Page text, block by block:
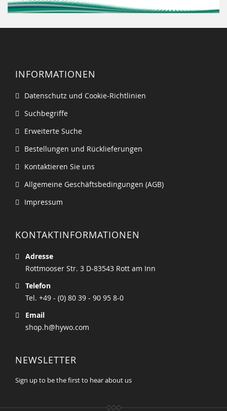
INFORMATIONEN
Datenschutz und Cookie-Richtlinien
Suchbegriffe
Erweiterte Suche
Bestellungen und Rücklieferungen
Kontaktieren Sie uns
Allgemeine Geschäftsbedingungen (AGB)
Impressum
KONTAKTINFORMATIONEN
Adresse
Rottmooser Str. 3 D-83543 Rott am Inn
Telefon
Tel. +49 - (0) 80 39 - 90 95 8-0
Email
shop.h@hywo.com
NEWSLETTER
Sign up to be the first to hear about us